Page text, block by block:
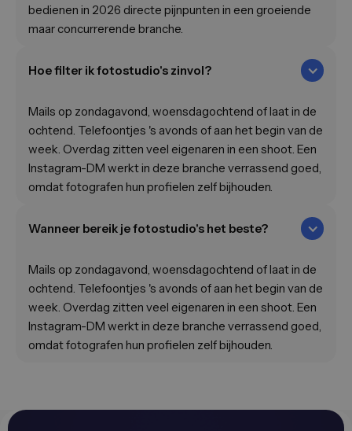
bedienen in 2026 directe pijnpunten in een groeiende
maar concurrerende branche.
Hoe filter ik fotostudio's zinvol?
Mails op zondagavond, woensdagochtend of laat in de
ochtend. Telefoontjes 's avonds of aan het begin van de
week. Overdag zitten veel eigenaren in een shoot. Een
Instagram-DM werkt in deze branche verrassend goed,
omdat fotografen hun profielen zelf bijhouden.
Wanneer bereik je fotostudio's het beste?
Mails op zondagavond, woensdagochtend of laat in de
ochtend. Telefoontjes 's avonds of aan het begin van de
week. Overdag zitten veel eigenaren in een shoot. Een
Instagram-DM werkt in deze branche verrassend goed,
omdat fotografen hun profielen zelf bijhouden.